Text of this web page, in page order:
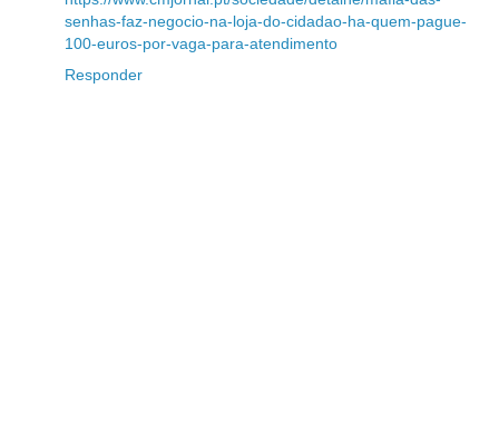
senhas-faz-negocio-na-loja-do-cidadao-ha-quem-pague-
100-euros-por-vaga-para-atendimento
Responder